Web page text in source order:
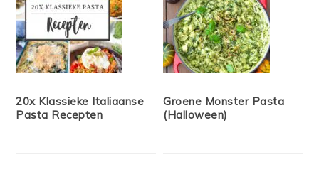
20x Klassieke Italiaanse
Pasta Recepten
Groene Monster Pasta
(Halloween)